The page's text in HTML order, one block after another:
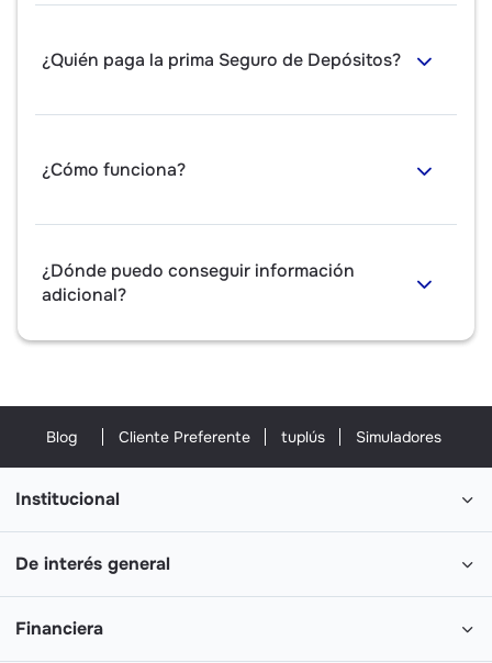
¿Quién paga la prima Seguro de Depósitos?
¿Cómo funciona?
¿Dónde puedo conseguir información
adicional?
Blog Cliente Preferente tuplús Simuladores
Institucional
De interés general
Financiera